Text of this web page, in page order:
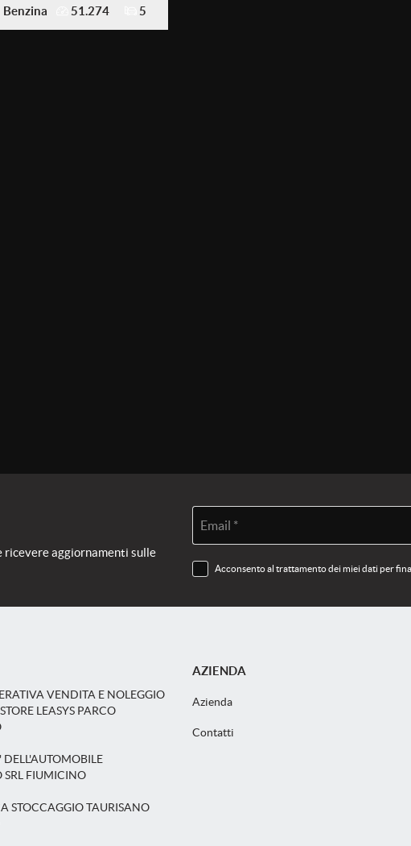
Benzina 51.274 5
aggiornamenti sulle
Email *
Acconsento al trattamento dei miei dati per
VENDITA E NOLEGGIO
LEASYS PARCO
DELL'AUTOMOBILE
SRL FIUMICINO
STOCCAGGIO TAURISANO
AZIENDA
Azienda
Contatti